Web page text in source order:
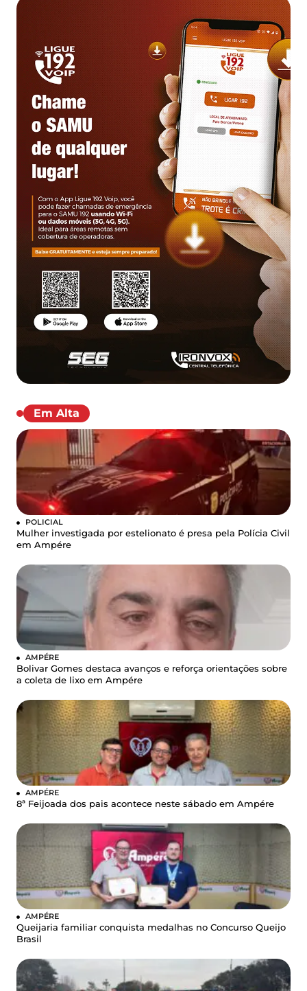
Em Alta
POLICIAL
Mulher investigada por estelionato é presa pela Polícia Civil
em Ampére
AMPÉRE
Bolivar Gomes destaca avanços e reforça orientações sobre
a coleta de lixo em Ampére
AMPÉRE
8ª Feijoada dos pais acontece neste sábado em Ampére
AMPÉRE
Queijaria familiar conquista medalhas no Concurso Queijo
Brasil